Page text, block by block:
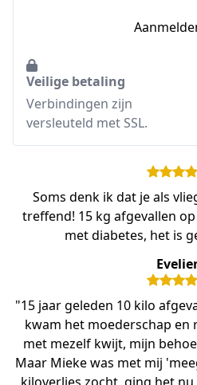
Veilige betaling
Verbindingen zijn
versleuteld met SSL.
Soms denk ik dat je als
treffend! 15 kg afgevallen
met diabetes, het is
"15 jaar geleden 10 kilo
kwam het moederschap en
met mezelf kwijt, mijn
Maar Mieke was met mij